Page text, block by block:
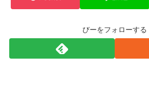
びーをフォローする